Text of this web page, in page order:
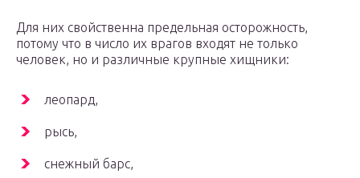
Для них свойственна предельная осторожность,
потому что в число их врагов входят не только
человек, но и различные крупные хищники:
леопард,
рысь,
снежный барс,